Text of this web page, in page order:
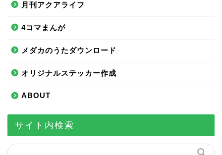
月刊アクアライフ
4コマまんが
メダカのうたダウンロード
オリジナルステッカー作成
ABOUT
サイト内検索